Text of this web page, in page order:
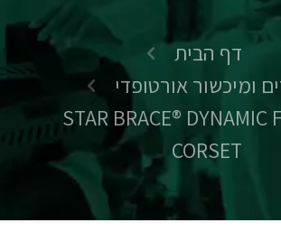
דף הבית
ומיכשור אורטופדי
STAR BRACE® DYNAMIC
CORSET